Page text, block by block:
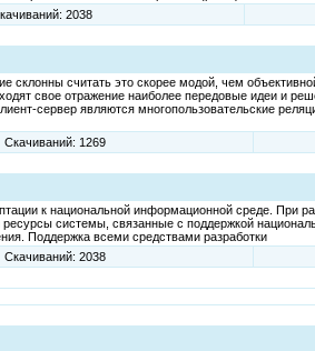
2038
считать это скорее модой, чем
свое отражение наиболее передовые идеи и
сервер являются многопользовательские
Скачиваний: 1269
к национальной информационной среде. При
системы, связанные с поддержкой
Поддержка всеми средствами разработки
Скачиваний: 2038